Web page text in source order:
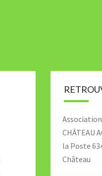
CHÂTEAU
la Poste
Château